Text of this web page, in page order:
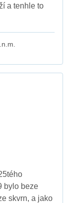
a tenhle to
bylo beze
skvrn, a jako